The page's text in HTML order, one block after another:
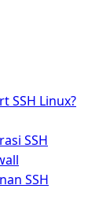
SSH Linux?
SSH
SSH